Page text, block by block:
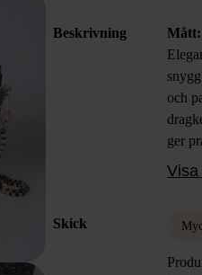
Beskrivning
och
ger
att ta
Skick